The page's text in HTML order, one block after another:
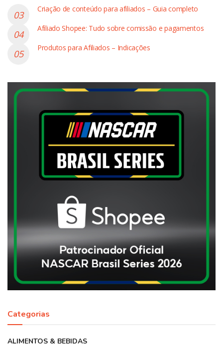
Criação de conteúdo para afiliados – Guia completo
Afiliado Shopee: Tudo sobre comissão e pagamentos
Produtos para Afiliados – Indicações
Categorias
ALIMENTOS & BEBIDAS